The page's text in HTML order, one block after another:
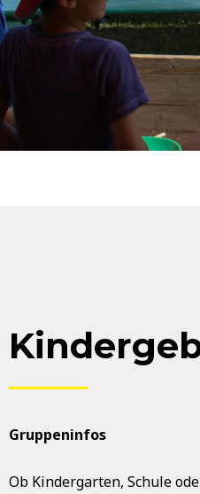
Gruppeninfos
Ob Kindergarten, Schule